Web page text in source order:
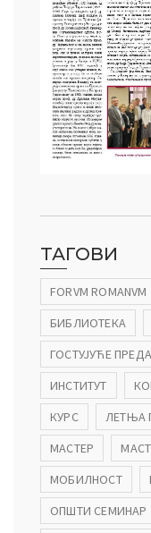
ТАГОВИ
FORVM ROMANVM
БИБЛИОТЕКА
ГОСТУЈУЋЕ
ИНСТИТУТ
КУРС
ЛЕТЊА
МАСТЕР
МОБИЛНОСТ
ОПШТИ СЕМИНАР